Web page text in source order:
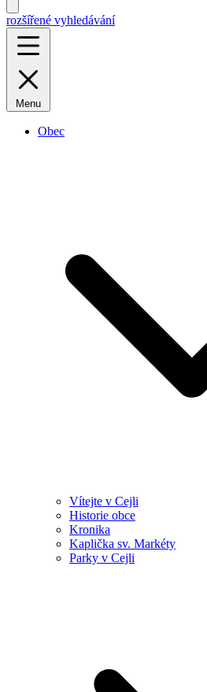
rozšířené vyhledávání
Menu
Obec
Vítejte v Cejli
Historie obce
Kronika
Kaplička sv. Markéty
Parky v Cejli